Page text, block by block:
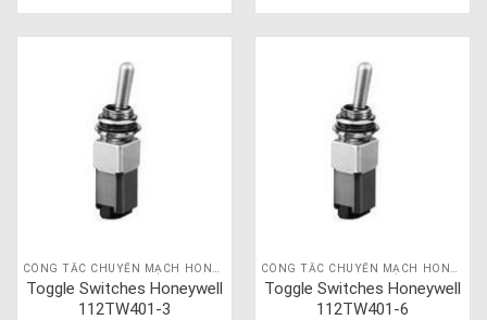
Toggle Switches Honeywell
112TW401-3
Toggle Switches Honeywell
112TW401-6